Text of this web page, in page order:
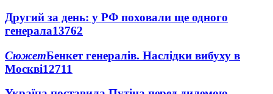
Другий за день: у РФ поховали ще одного
генерала13762
СюжетБенкет генералів. Наслідки вибуху в
Москві12711